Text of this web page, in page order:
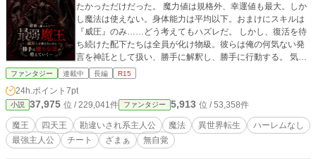
たかっただけだった。 魔力値は規格外、幸運値も最大。しか
し魔法は使えない。身体能力は平均以下。おまけにスキルは
『威圧』のみ……どう考えてもハズレだ。 しかし、復活を待
ち続けた配下たちは全員が化け物級。彼らは俺の何気ない発
言を神託として扱い、勝手に解釈し、勝手に行動する。 気付
けば俺の知らないところで魔王伝説は膨れ上がり、世界は大
ファンタジー 連載中 長編 R15
24h.ポイント 7pt
小説 37,975 位 / 229,041件 ファンタジー 5,913 位 / 53,358件
魔王 四天王 勘違いされ系主人公 魔法 異世界転生
ハーレムなし
最強主人公
チート ざまぁ 無自覚